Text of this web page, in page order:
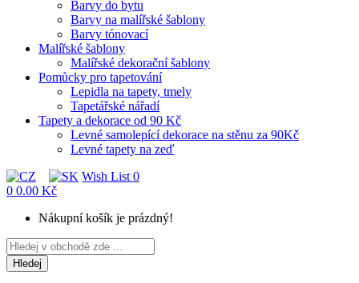
Barvy do bytu
Barvy na malířské šablony
Barvy tónovací
Malířské šablony
Malířské dekorační šablony
Pomůcky pro tapetování
Lepidla na tapety, tmely
Tapetářské nářadí
Tapety a dekorace od 90 Kč
Levné samolepící dekorace na stěnu za 90Kč
Levné tapety na zeď
Wish List 0
0 0.00 Kč
Nákupní košík je prázdný!
Hledej